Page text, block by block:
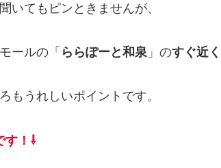
いてもピンときませんが、
ールの「 ららぽーと和泉 」のすぐ近く
もうれしいポイントです。
す！⇩